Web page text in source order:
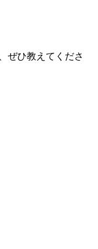
ぜひ教えてくださ